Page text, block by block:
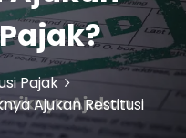
Pajak
Ajukan Restitusi